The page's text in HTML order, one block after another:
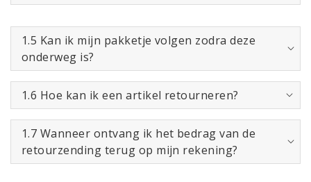
1.5 Kan ik mijn pakketje volgen zodra deze
onderweg is?
1.6 Hoe kan ik een artikel retourneren?
1.7 Wanneer ontvang ik het bedrag van de
retourzending terug op mijn rekening?